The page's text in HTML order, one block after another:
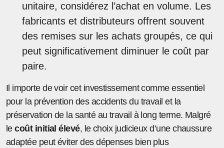
unitaire, considérez l’achat en volume. Les
fabricants et distributeurs offrent souvent
des remises sur les achats groupés, ce qui
peut significativement diminuer le coût par
paire.
Il importe de voir cet investissement comme essentiel
pour la prévention des accidents du travail et la
préservation de la santé au travail à long terme. Malgré
lecoût initial élevé, le choix judicieux d’une chaussure
adaptée peut éviter des dépenses bien plus